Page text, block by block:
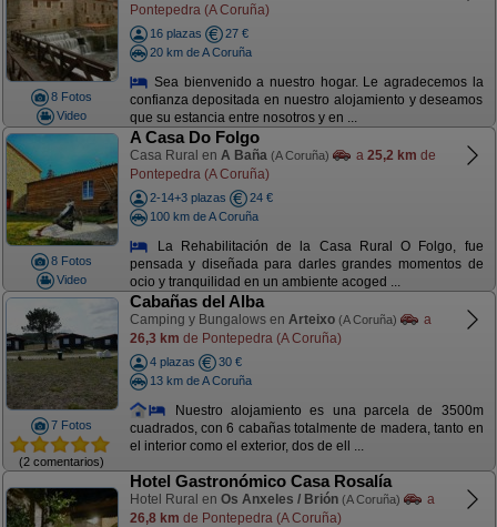
8 Fotos
Video
Pontepedra (A Coruña)
16 plazas
27 €
20 km de A Coruña
Sea bienvenido a nuestro hogar. Le agradecemos la
confianza depositada en nuestro alojamiento y deseamos
que su estancia entre nosotros y en ...
8 Fotos
Video
A Casa Do Folgo
Casa Rural en A Baña (A Coruña) a 25,2 km de
Pontepedra (A Coruña)
2-14+3 plazas
24 €
100 km de A Coruña
La Rehabilitación de la Casa Rural O Folgo, fue
pensada y diseñada para darles grandes momentos de
ocio y tranquilidad en un ambiente acoged ...
7 Fotos
(2 comentarios)
Cabañas del Alba
Camping y Bungalows en Arteixo (A Coruña)
a
26,3 km de Pontepedra (A Coruña)
4 plazas
30 €
13 km de A Coruña
Nuestro alojamiento es una parcela de 3500m
cuadrados, con 6 cabañas totalmente de madera, tanto en
el interior como el exterior, dos de ell ...
Hotel Gastronómico Casa Rosalía
Hotel Rural en Os Anxeles / Brión (A Coruña)
a
26,8 km de Pontepedra (A Coruña)